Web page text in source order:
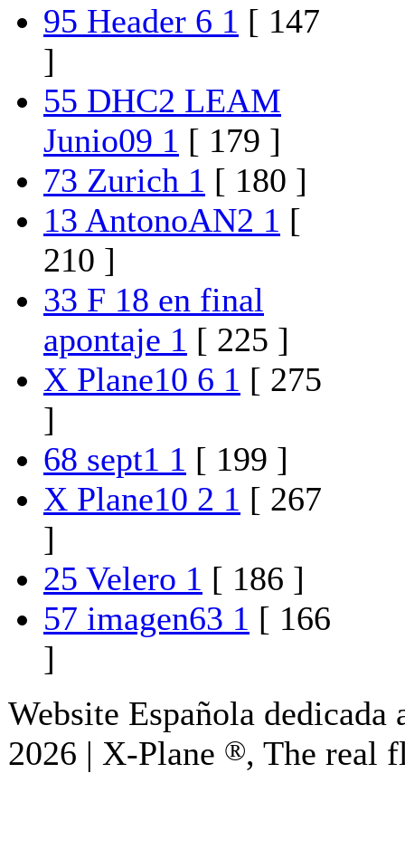
95 Header 6 1 [ 147
]
55 DHC2 LEAM
Junio09 1 [ 179 ]
73 Zurich 1 [ 180 ]
13 AntonoAN2 1 [
210 ]
33 F 18 en final
apontaje 1 [ 225 ]
X Plane10 6 1 [ 275
]
68 sept1 1 [ 199 ]
X Plane10 2 1 [ 267
]
25 Velero 1 [ 186 ]
57 imagen63 1 [ 166
]
Website Española
2026 | X-Plane ®, The real